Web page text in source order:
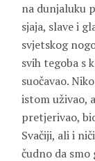
na dunjaluku
sjaja, slave i
svjetskog
svih tegoba s
suočavao.
istom uživao,
pretjerivao,
Svačiji, ali i
čudno da